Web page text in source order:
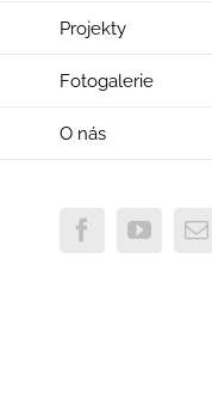
Projekty
Fotogalerie
O nás
FacebookYouTube
E-